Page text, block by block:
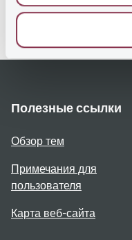
Полезные ссылки
Обзор тем
Примечания для
пользователя
Карта веб-сайта